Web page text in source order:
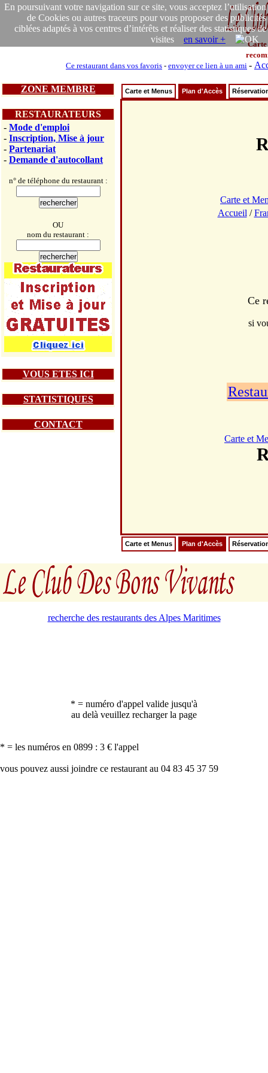
En poursuivant votre navigation sur ce site, vous acceptez l’utilisation
de Cookies ou autres traceurs pour vous proposer des publicités
ciblées adaptés à vos centres d’intérêts et réaliser des statistiques de
visites en savoir +
Carte
Ce restaurant dans vos favoris - envoyer ce lien à un ami -
ZONE MEMBRE
RESTAURATEURS
- Mode d'emploi
- Inscription, Mise à jour
- Partenariat
- Demande d'autocollant
n° de téléphone du restaurant :
OU
nom du restaurant :
VOUS ETES ICI
STATISTIQUES
CONTACT
Carte et Menus Plan d'Accès
Carte et
Accueil /
Ce
si
Carte et
Carte et Menus Plan d'Accès
recherche des restaurants des Alpes Maritimes
* = numéro d'appel valide jusqu'à
au delà veuillez recharger la page
* = les numéros en 0899 : 3 € l'appel
vous pouvez aussi joindre ce restaurant au 04 83 45 37 59